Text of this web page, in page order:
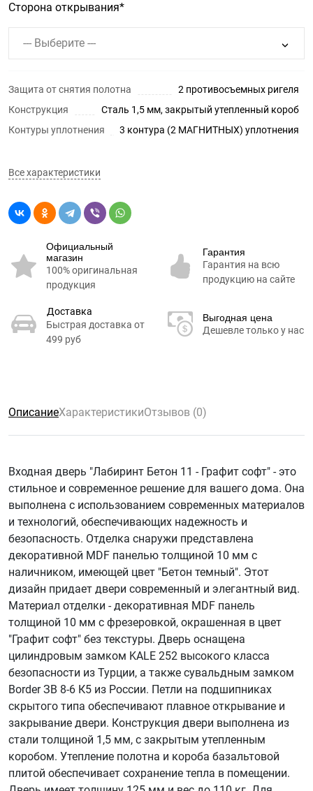
Сторона открывания
--- Выберите ---
Защита от снятия полотна
2 противосъемных ригеля
Конструкция
Сталь 1,5 мм, закрытый утепленный короб
Контуры уплотнения
3 контура (2 МАГНИТНЫХ) уплотнения
Все характеристики
Официальный
магазин
100% оригинальная
продукция
Гарантия
Гарантия на всю
продукцию на сайте
Доставка
Быстрая доставка от
499 руб
Выгодная цена
Дешевле только у нас
ОписаниеХарактеристикиОтзывов (0)
Входная дверь "Лабиринт Бетон 11 - Графит софт" - это
стильное и современное решение для вашего дома. Она
выполнена с использованием современных материалов
и технологий, обеспечивающих надежность и
безопасность. Отделка снаружи представлена
декоративной MDF панелью толщиной 10 мм с
наличником, имеющей цвет "Бетон темный". Этот
дизайн придает двери современный и элегантный вид.
Материал отделки - декоративная MDF панель
толщиной 10 мм с фрезеровкой, окрашенная в цвет
"Графит софт" без текстуры. Дверь оснащена
цилиндровым замком KALE 252 высокого класса
безопасности из Турции, а также сувальдным замком
Border ЗВ 8-6 К5 из России. Петли на подшипниках
скрытого типа обеспечивают плавное открывание и
закрывание двери. Конструкция двери выполнена из
стали толщиной 1,5 мм, с закрытым утепленным
коробом. Утепление полотна и короба базальтовой
плитой обеспечивает сохранение тепла в помещении.